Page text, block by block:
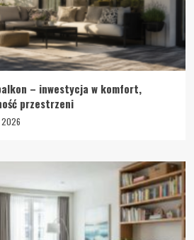
– inwestycja w komfort,
przestrzeni